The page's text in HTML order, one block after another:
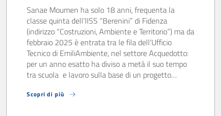
Sanae Moumen ha solo 18 anni, frequenta la
classe quinta dell’IISS “Berenini” di Fidenza
(indirizzo “Costruzioni, Ambiente e Territorio”) ma da
febbraio 2025 è entrata tra le fila dell’Ufficio
Tecnico di EmiliAmbiente, nel settore Acquedotto:
per un anno esatto ha diviso a metà il suo tempo
tra scuola e lavoro sulla base di un progetto…
Scopri di più